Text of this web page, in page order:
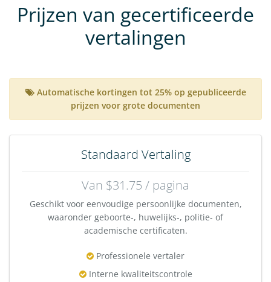
Prijzen van gecertificeerde
vertalingen
Automatische kortingen tot 25% op gepubliceerde
prijzen voor grote documenten
Standaard Vertaling
Van $31.75 / pagina
Geschikt voor eenvoudige persoonlijke documenten,
waaronder geboorte-, huwelijks-, politie- of
academische certificaten.
Professionele vertaler
Interne kwaliteitscontrole